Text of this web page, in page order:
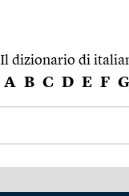
Il dizionario di
A B C D E F G